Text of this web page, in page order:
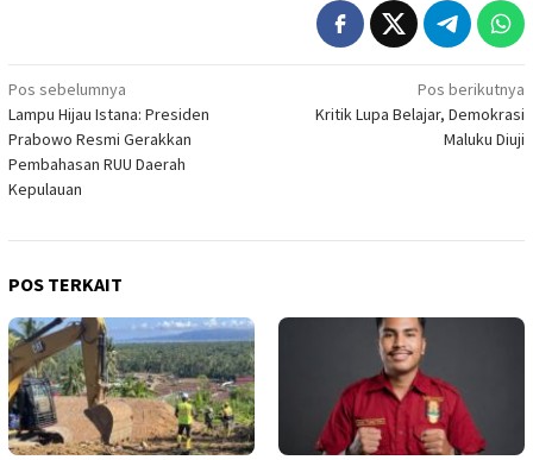
Navigasi
pos
Pos sebelumnya
Lampu Hijau Istana: Presiden
Prabowo Resmi Gerakkan
Pembahasan RUU Daerah
Kepulauan
Pos berikutnya
Kritik Lupa Belajar, Demokrasi
Maluku Diuji
POS TERKAIT